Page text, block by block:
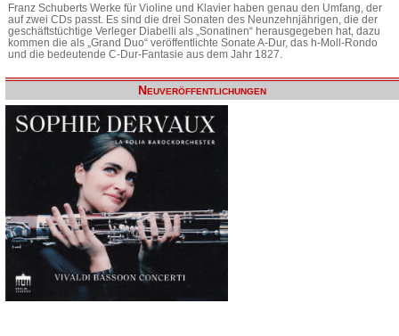
Franz Schuberts Werke für Violine und Klavier haben genau den Umfang, der
auf zwei CDs passt. Es sind die drei Sonaten des Neunzehnjährigen, die der
geschäftstüchtige Verleger Diabelli als „Sonatinen“ herausgegeben hat, dazu
kommen die als „Grand Duo“ veröffentlichte Sonate A-Dur, das h-Moll-Rondo
und die bedeutende C-Dur-Fantasie aus dem Jahr 1827.
Neuveröffentlichungen